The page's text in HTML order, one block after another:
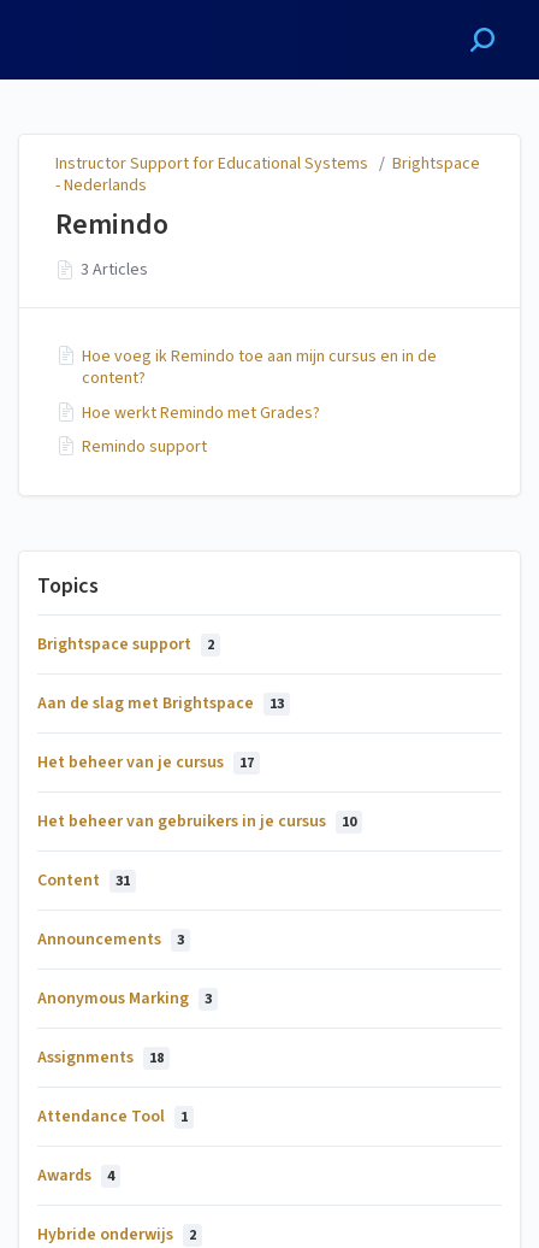
Topics
Brightspace support 2
Aan de slag met Brightspace 13
Het beheer van je cursus 17
Het beheer van gebruikers in je cursus 10
Content 31
Announcements 3
Anonymous Marking 3
Assignments 18
Attendance Tool 1
Awards 4
Hybride onderwijs 2
Instructor Support for Educational Systems / Brightspace
- Nederlands
Remindo
3 Articles
Hoe voeg ik Remindo toe aan mijn cursus en in de
content?
Hoe werkt Remindo met Grades?
Remindo support